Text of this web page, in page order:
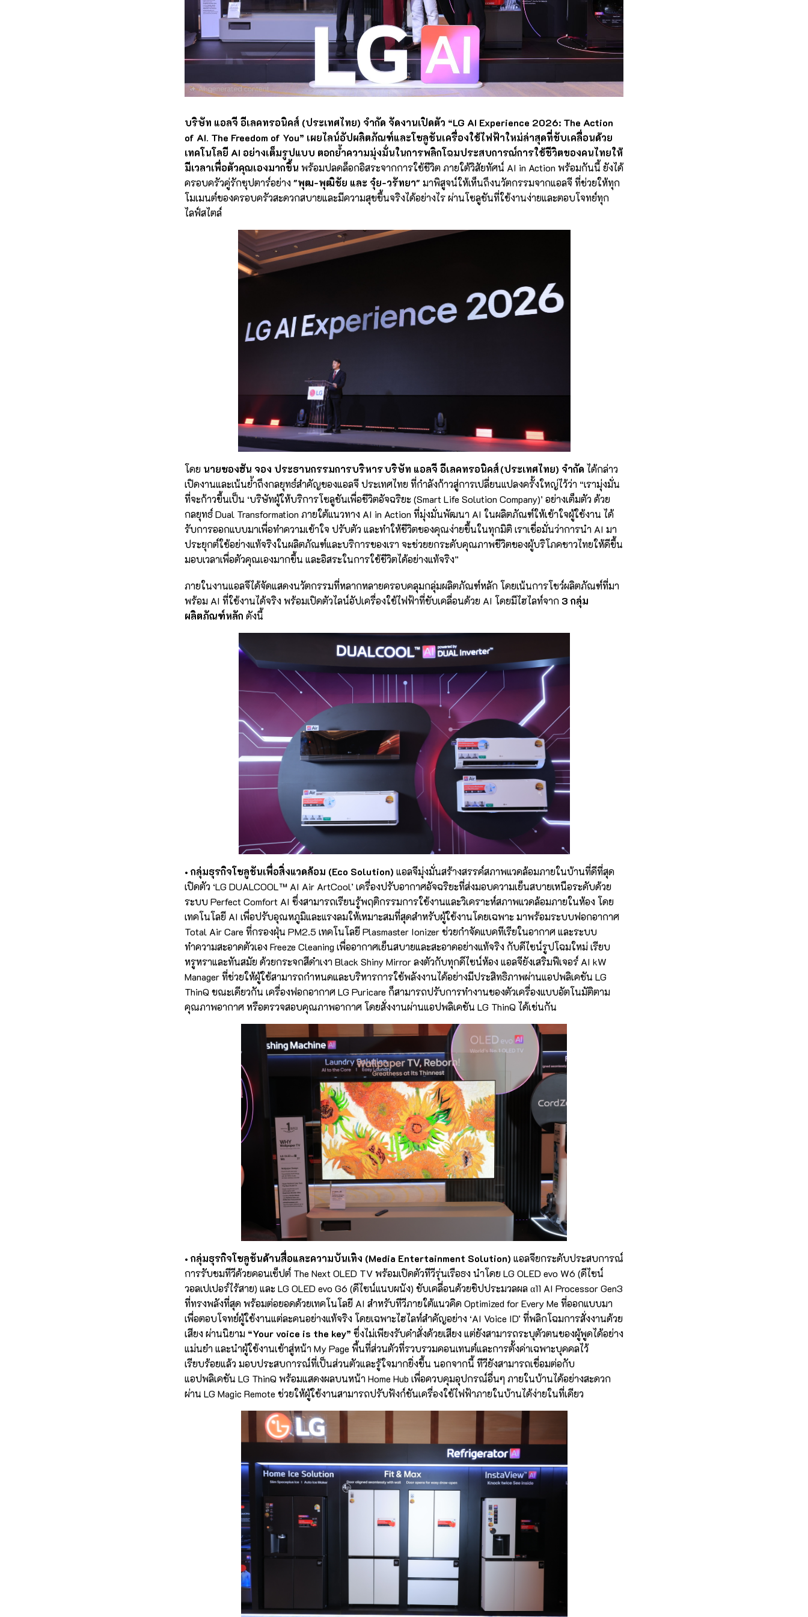
บริษัท แอลจี อีเลคทรอนิคส์ (ประเทศไทย) จำกัด จัดงานเปิดตัว “LG AI Experience 2026: The Action
of AI. The Freedom of You” เผยไลน์อัปผลิตภัณฑ์และโซลูชันเครื่องใช้ไฟฟ้าใหม่ล่าสุดที่ขับเคลื่อนด้วย
เทคโนโลยี AI อย่างเต็มรูปแบบ ตอกย้ำความมุ่งมั่นในการพลิกโฉมประสบการณ์การใช้ชีวิตของคนไทยให้
มีเวลาเพื่อตัวคุณเองมากขึ้น พร้อมปลดล็อกอิสระจากการใช้ชีวิต ภายใต้วิสัยทัศน์ AI in Action พร้อมกันนี้ ยังได้
ครอบครัวคู่รักซุปตาร์อย่าง"พุฒ-พุฒิชัย และ จุ๋ย-วรัทยา" มาพิสูจน์ให้เห็นถึงนวัตกรรมจากแอลจี ที่ช่วยให้ทุก
โมเมนต์ของครอบครัวสะดวกสบายและมีความสุขขึ้นจริงได้อย่างไร ผ่านโซลูชันที่ใช้งานง่ายและตอบโจทย์ทุก
ไลฟ์สไตล์
โดย นายซองฮัน จอง ประธานกรรมการบริหาร บริษัท แอลจี อีเลคทรอนิคส์ (ประเทศไทย) จำกัด ได้กล่าว
เปิดงานและเน้นย้ำถึงกลยุทธ์สำคัญของแอลจี ประเทศไทย ที่กำลังก้าวสู่การเปลี่ยนแปลงครั้งใหญ่ไว้ว่า “เรามุ่งมั่น
ที่จะก้าวขึ้นเป็น ‘บริษัทผู้ให้บริการโซลูชันเพื่อชีวิตอัจฉริยะ (Smart Life Solution Company)’ อย่างเต็มตัว ด้วย
กลยุทธ์ Dual Transformation ภายใต้แนวทาง AI in Action ที่มุ่งมั่นพัฒนา AI ในผลิตภัณฑ์ให้เข้าใจผู้ใช้งาน ได้
รับการออกแบบมาเพื่อทำความเข้าใจ ปรับตัว และทำให้ชีวิตของคุณง่ายขึ้นในทุกมิติ เราเชื่อมั่นว่าการนำ AI มา
ประยุกต์ใช้อย่างแท้จริงในผลิตภัณฑ์และบริการของเรา จะช่วยยกระดับคุณภาพชีวิตของผู้บริโภคชาวไทยให้ดีขึ้น
มอบเวลาเพื่อตัวคุณเองมากขึ้น และอิสระในการใช้ชีวิตได้อย่างแท้จริง”
ภายในงานแอลจีได้จัดแสดงนวัตกรรมที่หลากหลายครอบคลุมกลุ่มผลิตภัณฑ์หลัก โดยเน้นการโชว์ผลิตภัณฑ์ที่มา
พร้อม AI ที่ใช้งานได้จริง พร้อมเปิดตัวไลน์อัปเครื่องใช้ไฟฟ้าที่ขับเคลื่อนด้วย AI โดยมีไฮไลท์จาก 3 กลุ่ม
ผลิตภัณฑ์หลัก ดังนี้
• กลุ่มธุรกิจโซลูชันเพื่อสิ่งแวดล้อม (Eco Solution) แอลจีมุ่งมั่นสร้างสรรค์สภาพแวดล้อมภายในบ้านที่ดีที่สุด
เปิดตัว ‘LG DUALCOOL™ AI Air ArtCool’ เครื่องปรับอากาศอัจฉริยะที่ส่งมอบความเย็นสบายเหนือระดับด้วย
ระบบ Perfect Comfort AI ซึ่งสามารถเรียนรู้พฤติกรรมการใช้งานและวิเคราะห์สภาพแวดล้อมภายในห้อง โดย
เทคโนโลยี AI เพื่อปรับอุณหภูมิและแรงลมให้เหมาะสมที่สุดสำหรับผู้ใช้งานโดยเฉพาะ มาพร้อมระบบฟอกอากาศ
Total Air Care ที่กรองฝุ่น PM2.5 เทคโนโลยี Plasmaster Ionizer ช่วยกำจัดแบคทีเรียในอากาศ และระบบ
ทำความสะอาดตัวเอง Freeze Cleaning เพื่ออากาศเย็นสบายและสะอาดอย่างแท้จริง กับดีไซน์รูปโฉมใหม่ เรียบ
หรูหราและทันสมัย ด้วยกระจกสีดำเงา Black Shiny Mirror ลงตัวกับทุกดีไซน์ห้อง แอลจียังเสริมฟีเจอร์ AI kW
Manager ที่ช่วยให้ผู้ใช้สามารถกำหนดและบริหารการใช้พลังงานได้อย่างมีประสิทธิภาพผ่านแอปพลิเคชัน LG
ThinQ ขณะเดียวกัน เครื่องฟอกอากาศ LG Puricare ก็สามารถปรับการทำงานของตัวเครื่องแบบอัตโนมัติตาม
คุณภาพอากาศ หรือตรวจสอบคุณภาพอากาศ โดยสั่งงานผ่านแอปพลิเคชัน LG ThinQ ได้เช่นกัน
• กลุ่มธุรกิจโซลูชันด้านสื่อและความบันเทิง (Media Entertainment Solution) แอลจียกระดับประสบการณ์
การรับชมทีวีด้วยคอนเซ็ปต์ The Next OLED TV พร้อมเปิดตัวทีวีรุ่นเรือธง นำโดย LG OLED evo W6 (ดีไซน์
วอลเปเปอร์ไร้สาย) และ LG OLED evo G6 (ดีไซน์แนบผนัง) ขับเคลื่อนด้วยชิปประมวลผล α11 AI Processor Gen3
ที่ทรงพลังที่สุด พร้อมต่อยอดด้วยเทคโนโลยี AI สำหรับทีวีภายใต้แนวคิด Optimized for Every Me ที่ออกแบบมา
เพื่อตอบโจทย์ผู้ใช้งานแต่ละคนอย่างแท้จริง โดยเฉพาะไฮไลท์สำคัญอย่าง ‘AI Voice ID’ ที่พลิกโฉมการสั่งงานด้วย
เสียง ผ่านนิยาม “Your voice is the key” ซึ่งไม่เพียงรับคำสั่งด้วยเสียง แต่ยังสามารถระบุตัวตนของผู้พูดได้อย่าง
แม่นยำ และนำผู้ใช้งานเข้าสู่หน้า My Page พื้นที่ส่วนตัวที่รวบรวมคอนเทนต์และการตั้งค่าเฉพาะบุคคลไว้
เรียบร้อยแล้ว มอบประสบการณ์ที่เป็นส่วนตัวและรู้ใจมากยิ่งขึ้น นอกจากนี้ ทีวียังสามารถเชื่อมต่อกับ
แอปพลิเคชัน LG ThinQ พร้อมแสดงผลบนหน้า Home Hub เพื่อควบคุมอุปกรณ์อื่นๆ ภายในบ้านได้อย่างสะดวก
ผ่าน LG Magic Remote ช่วยให้ผู้ใช้งานสามารถปรับฟังก์ชันเครื่องใช้ไฟฟ้าภายในบ้านได้ง่ายในที่เดียว